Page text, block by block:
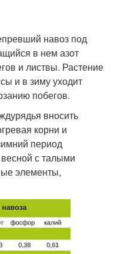
навоз под
в нем азот
и листвы. Растение
и в зиму уходит
побегов.
вносить
корни и
период
с талыми
элементы,